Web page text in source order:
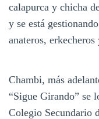
calapurca y chicha
y se está
anateros,
Chambi, más
“Sigue Girando” se
Colegio Secundario